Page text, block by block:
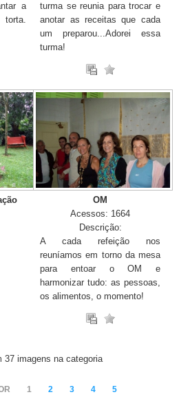
a
turma se reunia para trocar e
anotar as receitas que cada
um preparou...Adorei essa
turma!
OM
Acessos: 1664
Descrição:
A cada refeição nos
reuníamos em torno da mesa
para entoar o OM e
harmonizar tudo: as pessoas,
os alimentos, o momento!
37 imagens na categoria
1 2 3 4 5